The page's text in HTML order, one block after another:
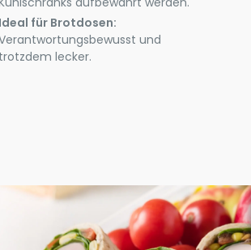
Ideal für Brotdosen:
und
trotzdem lecker.